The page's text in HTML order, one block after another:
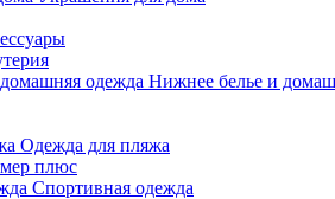
Нижнее белье и
Одежда для пляжа
плюс
Спортивная одежда